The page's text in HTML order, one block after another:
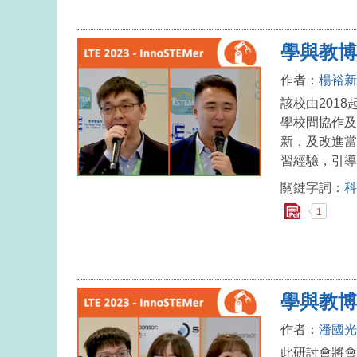
學與教
作者： 楊裕
該校由2018
學校間協作
新，及改進
習經驗，引
關鍵字詞：
1
學與教
作者： 潘國
此研討會將